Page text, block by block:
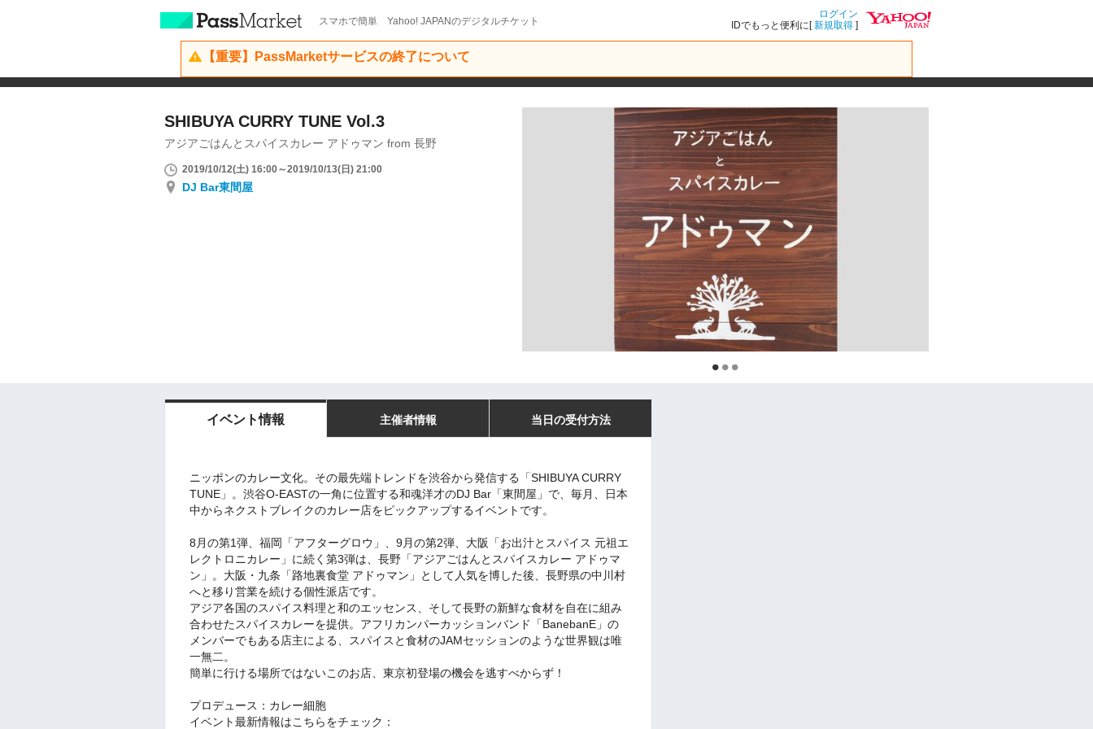
スマホで簡単 Yahoo! JAPANのデジタルチケット
ログイン
IDでもっと便利に[新規取得 ]
【重要】PassMarketサービスの終了について
SHIBUYA CURRY TUNE Vol.3
アジアごはんとスパイスカレー アドゥマン from 長野
2019/10/12(土) 16:00～2019/10/13(日) 21:00
DJ Bar東間屋
イベント情報 主催者情報 当日の受付方法
ニッポンのカレー文化。その最先端トレンドを渋谷から発信する「SHIBUYA CURRY
TUNE」。渋谷O-EASTの一角に位置する和魂洋才のDJ Bar「東間屋」で、毎月、日本
中からネクストブレイクのカレー店をピックアップするイベントです。
8月の第1弾、福岡「アフターグロウ」、9月の第2弾、大阪「お出汁とスパイス 元祖エ
レクトロニカレー」に続く第3弾は、長野「アジアごはんとスパイスカレー アドゥマ
ン」。大阪・九条「路地裏食堂 アドゥマン」として人気を博した後、長野県の中川村
へと移り営業を続ける個性派店です。
アジア各国のスパイス料理と和のエッセンス、そして長野の新鮮な食材を自在に組み
合わせたスパイスカレーを提供。アフリカンパーカッションバンド「BanebanE」の
メンバーでもある店主による、スパイスと食材のJAMセッションのような世界観は唯
一無二。
簡単に行ける場所ではないこのお店、東京初登場の機会を逃すべからず！
プロデュース：カレー細胞
イベント最新情報はこちらをチェック：